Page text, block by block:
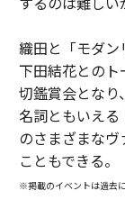
織田と「モダン
下田結花との
切鑑賞会とな
名詞ともいえ
のさまざまな
こともできる。
※掲載のイベントは過去